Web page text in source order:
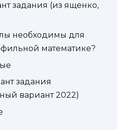
задания (из ященко,
необходимы для
математике?
задания
вариант 2022)